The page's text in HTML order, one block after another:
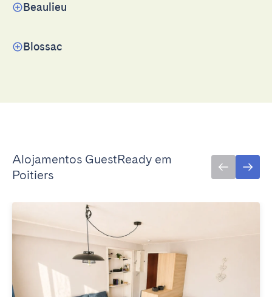
Beaulieu
Blossac
Alojamentos GuestReady em
Poitiers